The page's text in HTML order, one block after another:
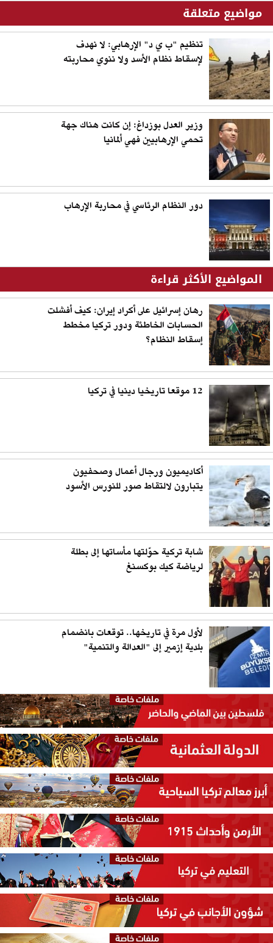
مواضيع متعلقة
تنظيم "ب ي د" الإرهابي: لا نهدف
لإسقاط نظام الأسد ولا ننوي محاربته
وزير العدل بوزداغ: إن كانت هناك جهة
تحمي الإرهابيين فهي ألمانيا
دور النظام الرئاسي في محاربة الإرهاب
المواضيع الأكثر قراءة
رهان إسرائيل على أكراد إيران: كيف أفشلت
الحسابات الخاطئة ودور تركيا مخطط
إسقاط النظام؟
12 موقعا تاريخيا دينيا في تركيا
أكاديميون ورجال أعمال وصحفيون
يتبارون لالتقاط صور للنورس الأسود
شابة تركية حوّلتها مأساتها إلى بطلة
لرياضة كيك بوكسنغ
لأول مرة في تاريخها.. توقعات بانضمام
بلدية إزمير إلى "العدالة والتنمية"